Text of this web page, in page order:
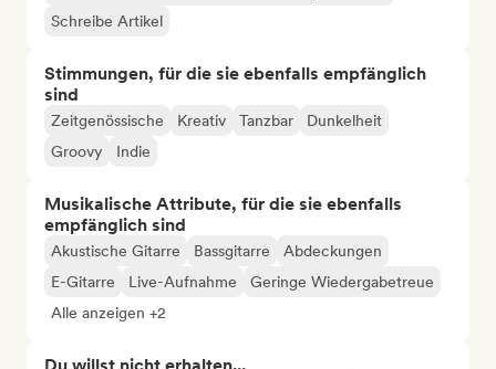
Schreibe Artikel
Stimmungen, für die sie ebenfalls empfänglich
sind
Zeitgenössische Kreativ Tanzbar
Dunkelheit
Groovy
Indie
Musikalische Attribute, für die sie ebenfalls
empfänglich sind
Akustische Gitarre Bassgitarre
Abdeckungen
E-Gitarre
Live-Aufnahme
Geringe Wiedergabetreue
Alle anzeigen +2